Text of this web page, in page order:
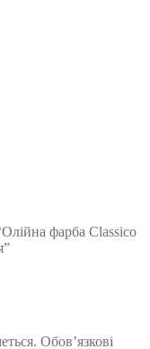
фарба Classico
Обов’язкові